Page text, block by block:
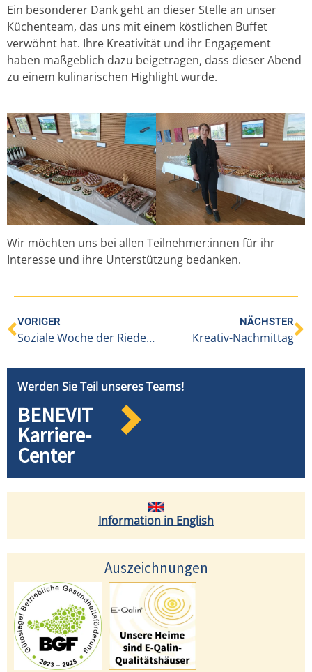
Ein besonderer Dank geht an dieser Stelle an unser
Küchenteam, das uns mit einem köstlichen Buffet
verwöhnt hat. Ihre Kreativität und ihr Engagement
haben maßgeblich dazu beigetragen, dass dieser Abend
zu einem kulinarischen Highlight wurde.
Wir möchten uns bei allen Teilnehmer:innen für ihr
Interesse und ihre Unterstützung bedanken.
VORIGER
Soziale Woche der Riedenburg
NÄCHSTER
Kreativ-Nachmittag
Werden Sie Teil unseres Teams!
BENEVIT
Karriere-
Center
Information in English
Auszeichnungen